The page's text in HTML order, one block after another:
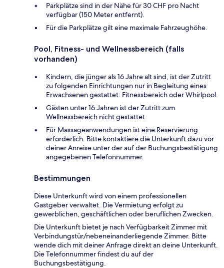
Parkplätze sind in der Nähe für 30 CHF pro Nacht
verfügbar (150 Meter entfernt).
Für die Parkplätze gilt eine maximale Fahrzeughöhe.
Pool, Fitness- und Wellnessbereich (falls
vorhanden)
Kindern, die jünger als 16 Jahre alt sind, ist der Zutritt
zu folgenden Einrichtungen nur in Begleitung eines
Erwachsenen gestattet: Fitnessbereich oder Whirlpool.
Gästen unter 16 Jahren ist der Zutritt zum
Wellnessbereich nicht gestattet.
Für Massageanwendungen ist eine Reservierung
erforderlich. Bitte kontaktiere die Unterkunft dazu vor
deiner Anreise unter der auf der Buchungsbestätigung
angegebenen Telefonnummer.
Bestimmungen
Diese Unterkunft wird von einem professionellen
Gastgeber verwaltet. Die Vermietung erfolgt zu
gewerblichen, geschäftlichen oder beruflichen Zwecken.
Die Unterkunft bietet je nach Verfügbarkeit Zimmer mit
Verbindungstür/nebeneinanderliegende Zimmer. Bitte
wende dich mit deiner Anfrage direkt an deine Unterkunft.
Die Telefonnummer findest du auf der
Buchungsbestätigung.